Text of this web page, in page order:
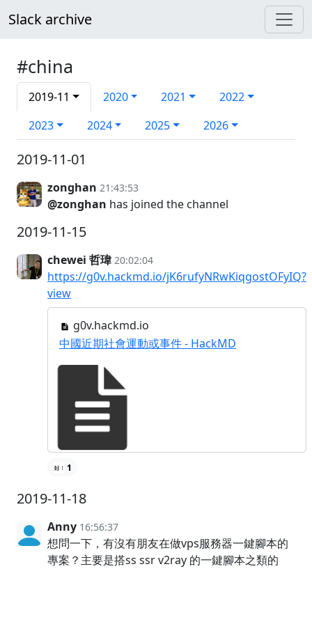
Slack archive
#china
2019-11 2020 2021
2022
2023
2024 2025 2026
2019-11-01
zonghan 21:43:53
@zonghan has joined the channel
2019-11-15
chewei 哲瑋 20:02:04
https://g0v.hackmd.io/jK6rufyNRwKiqgostOFyIQ?
view
g0v.hackmd.io
中國近期社會運動或事件 - HackMD
1
2019-11-18
Anny 16:56:37
想問一下，有沒有朋友在做vps服務器一鍵腳本的
專案？主要是搭ss ssr v2ray 的一鍵腳本之類的